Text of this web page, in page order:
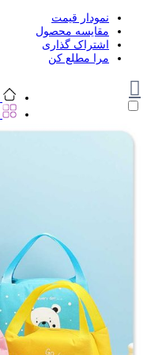
نمودار قیمت
مقایسه محصول
اشتراک گذاری
مرا مطلع کن